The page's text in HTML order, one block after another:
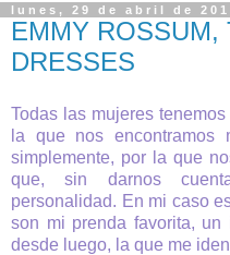
lunes, 29 de abril de
EMMY
DRESSES
Todas las mujeres
la que nos encontramos
simplemente, por la que
que, sin darnos
personalidad. En mi caso
son mi prenda favorita, un
desde luego, la que me